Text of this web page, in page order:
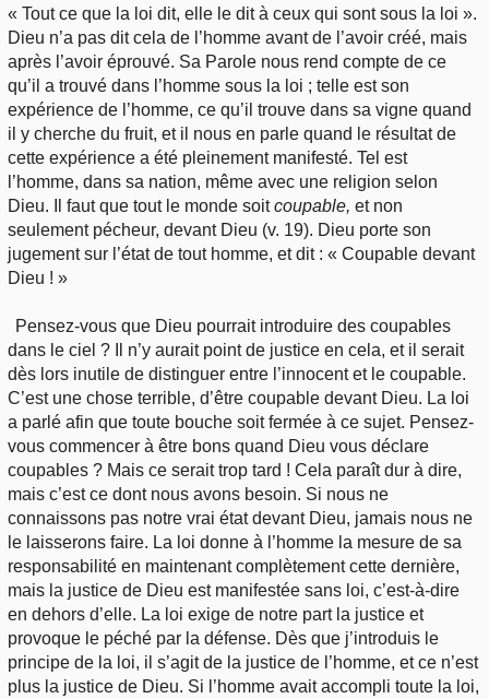
« Tout ce que la loi dit, elle le dit à ceux qui sont sous la loi ».
Dieu n’a pas dit cela de l’homme avant de l’avoir créé, mais
après l’avoir éprouvé. Sa Parole nous rend compte de ce
qu’il a trouvé dans l’homme sous la loi ; telle est son
expérience de l’homme, ce qu’il trouve dans sa vigne quand
il y cherche du fruit, et il nous en parle quand le résultat de
cette expérience a été pleinement manifesté. Tel est
l’homme, dans sa nation, même avec une religion selon
Dieu. Il faut que tout le monde soitcoupable, et non
seulement pécheur, devant Dieu (v. 19). Dieu porte son
jugement sur l’état de tout homme, et dit : « Coupable devant
Dieu ! »
Pensez-vous que Dieu pourrait introduire des coupables
dans le ciel ? Il n’y aurait point de justice en cela, et il serait
dès lors inutile de distinguer entre l’innocent et le coupable.
C’est une chose terrible, d’être coupable devant Dieu. La loi
a parlé afin que toute bouche soit fermée à ce sujet. Pensez-
vous commencer à être bons quand Dieu vous déclare
coupables ? Mais ce serait trop tard ! Cela paraît dur à dire,
mais c’est ce dont nous avons besoin. Si nous ne
connaissons pas notre vrai état devant Dieu, jamais nous ne
le laisserons faire. La loi donne à l’homme la mesure de sa
responsabilité en maintenant complètement cette dernière,
mais la justice de Dieu est manifestée sans loi, c’est-à-dire
en dehors d’elle. La loi exige de notre part la justice et
provoque le péché par la défense. Dès que j’introduis le
principe de la loi, il s’agit de la justice de l’homme, et ce n’est
plus la justice de Dieu. Si l’homme avait accompli toute la loi,